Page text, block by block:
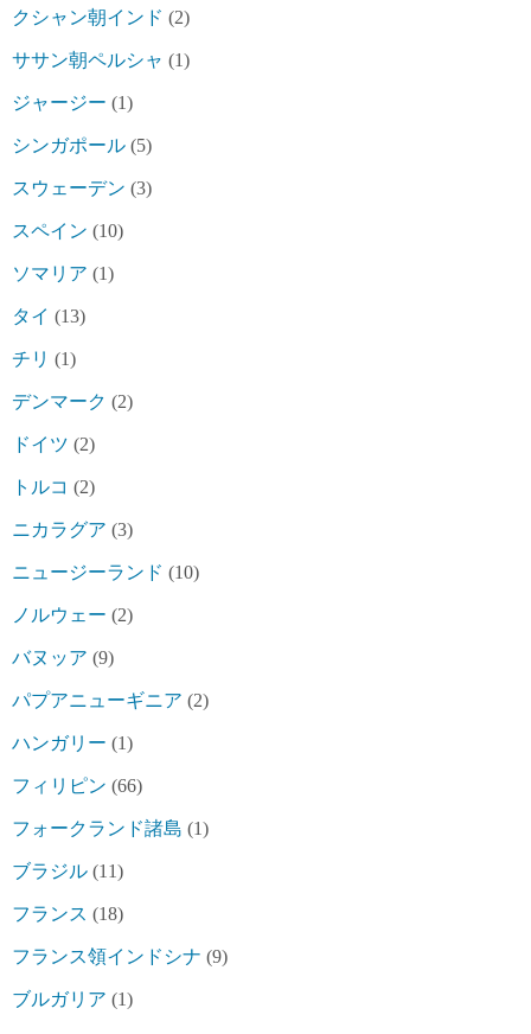
クシャン朝インド (2)
ササン朝ペルシャ (1)
ジャージー (1)
シンガポール (5)
スウェーデン (3)
スペイン (10)
ソマリア (1)
タイ (13)
チリ (1)
デンマーク (2)
ドイツ (2)
トルコ (2)
ニカラグア (3)
ニュージーランド (10)
ノルウェー (2)
バヌッア (9)
パプアニューギニア (2)
ハンガリー (1)
フィリピン (66)
フォークランド諸島 (1)
ブラジル (11)
フランス (18)
フランス領インドシナ (9)
ブルガリア (1)